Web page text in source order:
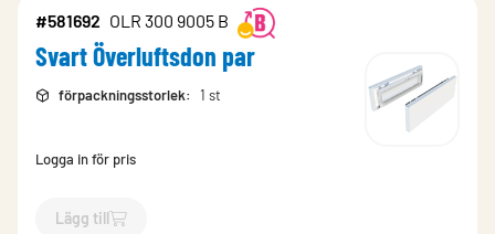
#581692 OLR 300 9005 B
Svart Överluftsdon par
förpackningsstorlek: 1 st
Logga in för pris
Lägg till
`$Lägg till